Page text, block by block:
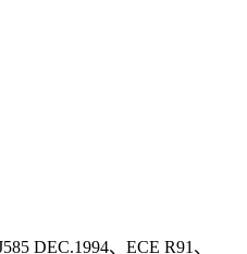
DEC.1994、ECE R91、